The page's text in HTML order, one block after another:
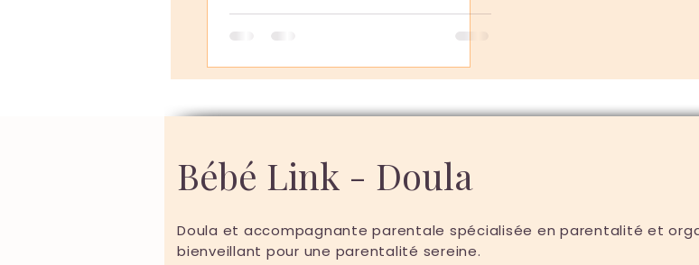
Bébé Link - Doula
Doula et accompagnante parentale spécialisée en parentalité et
bienveillant pour une parentalité sereine.